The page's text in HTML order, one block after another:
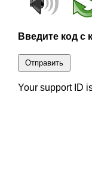
Введите код с
Отправить
Your support ID